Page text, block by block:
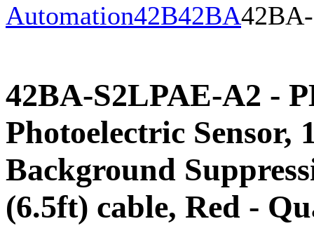
Automation42B42BA
42BA-S2LPAE-A2 -
Photoelectric Sensor,
Background
(6.5ft) cable, Red -